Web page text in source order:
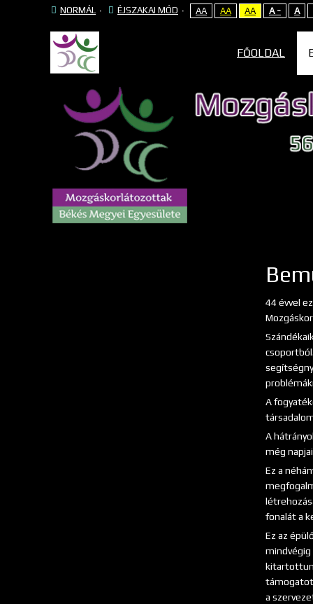
NORMÁL ÉJSZAKAI MÓD AA AA AA A - A
FŐOLDAL
44 évvel
A
A
még
Ez a
fonalát a
Ez az
a